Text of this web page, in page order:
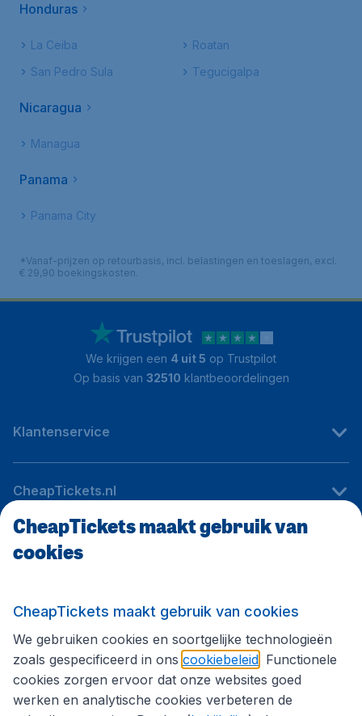
Honduras
La Ceiba
Roatan
San Pedro Sula
Tegucigalpa
Nicaragua
Managua
Panama
Panama City
*Vanaf-prijzen op retourbasis, incl. belastingen en toeslagen, excl.
€ 29,90 boekingskosten.
We krijgen een 4 uit 5 op Trustpilot
Op basis van 32510 klantbeoordelingen
Klantenservice
CheapTickets.nl
Internationale sites
Volg CheapTickets.nl
CheapTickets maakt gebruik van
cookies
CheapTickets maakt gebruik van cookies
We gebruiken cookies en soortgelijke technologieën
zoals gespecificeerd in ons cookiebeleid . Functionele
cookies zorgen ervoor dat onze websites goed
werken en analytische cookies verbeteren de